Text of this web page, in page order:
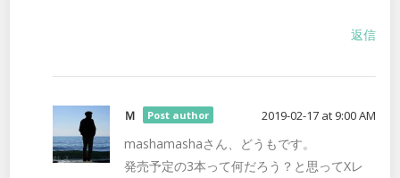
返信
Ｍ Post author 2019-02-17 at 9:00 AM
mashamashaさん、どうもです。
発売予定の3本って何だろう？と思ってXレ